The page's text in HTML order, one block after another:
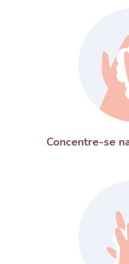
Concentre-se